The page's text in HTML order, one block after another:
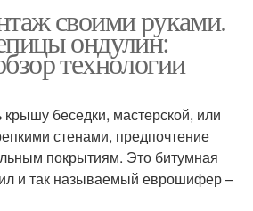
своими руками.
ондулин:
технологии
крышу беседки, мастерской, или
стенами, предпочтение
покрытиям. Это битумная
и так называемый еврошифер –